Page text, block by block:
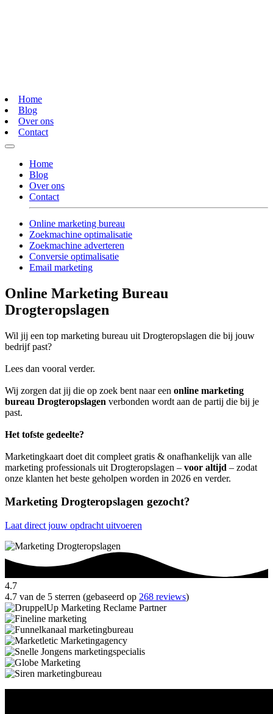
Home
Blog
Over ons
Contact
Home
Blog
Over ons
Contact
Online marketing bureau
Zoekmachine optimalisatie
Zoekmachine adverteren
Conversie optimalisatie
Email marketing
Online Marketing Bureau
Drogteropslagen
Wil jij een top marketing bureau uit Drogteropslagen die bij jouw
bedrijf past?
Lees dan vooral verder.
Wij zorgen dat jij die op zoek bent naar een online marketing
bureau Drogteropslagen verbonden wordt aan de partij die bij je
past.
Het tofste gedeelte?
Marketingkaart doet dit compleet gratis & onafhankelijk van alle
marketing professionals uit Drogteropslagen – voor altijd – zodat
onze klanten het beste geholpen worden in 2026 en verder.
Marketing Drogteropslagen gezocht?
Laat direct jouw opdracht uitvoeren
4.7
4.7 van de 5 sterren (gebaseerd op 268 reviews)